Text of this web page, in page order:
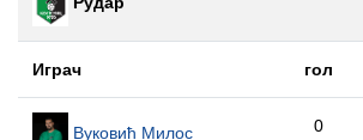
Играч гол
Вуковић Милос 0